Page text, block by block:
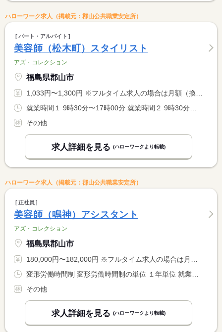
ハローワーク求人（掲載元：郡山公共職業安定所）
パート・アルバイト
美容師（松木町）スタイリスト
アズ・コレクション
福島県郡山市
1,033円〜1,300円 ※フルタイム求人の場合は月額（換算額）、パート求人の場合は時間額を表示しています。
就業時間１ 9時30分〜17時00分 就業時間２ 9時30分〜15時00分 又は 9時30分〜19時30分の時間の間の5時間以上 就業時間に関する特記事項 時間相談可能
その他
求人詳細を見る (ハローワークより転載)
ハローワーク求人（掲載元：郡山公共職業安定所）
正社員
美容師（鳴神）アシスタント
アズ・コレクション
福島県郡山市
180,000円〜182,000円 ※フルタイム求人の場合は月額（換算額）、パート求人の場合は時間額を表示しています。
変形労働時間制 変形労働時間制の単位 １年単位 就業時間１ 9時00分〜19時00分 就業時間２ 9時30分〜19時30分 就業時間に関する特記事項 月平均労働時間１７２．９ｈ
その他
求人詳細を見る (ハローワークより転載)